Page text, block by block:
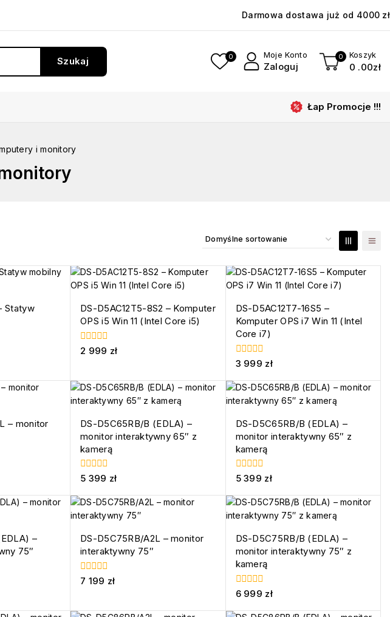
Darmowa dostawa już od 4000 zł
Szukaj 0 Moje Konto
Zaloguj
0 Koszyk
0 .00zł
Łap Promocje !!!
i monitory
Statyw
DS-D5AC12T5-8S2 – Komputer
OPS i5 Win 11 (Intel Core i5)
0
2 999 zł
DS-D5AC12T7-16S5 –
Komputer OPS i7 Win 11 (Intel
Core i7)
0
5
3 999 zł
– monitor
DS-D5C65RB/B (EDLA) –
monitor interaktywny 65″ z
kamerą
0
5
5 399 zł
DS-D5C65RB/B (EDLA) –
monitor interaktywny 65″ z
kamerą
0
5
5 399 zł
–
75″
DS-D5C75RB/A2L – monitor
interaktywny 75″
0
7 199 zł
DS-D5C75RB/B (EDLA) –
monitor interaktywny 75″ z
kamerą
0
5
6 999 zł